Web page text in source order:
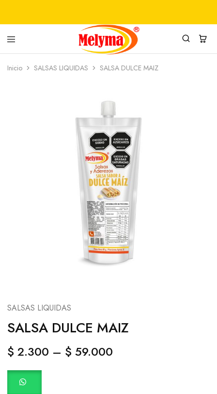
PRODUCTOS
ALIMENTICIOS
MELYMA
SAS
Inicio SALSAS LIQUIDAS SALSA DULCE MAIZ
SALSAS LIQUIDAS
SALSA DULCE MAIZ
$ 2.300 – $ 59.000